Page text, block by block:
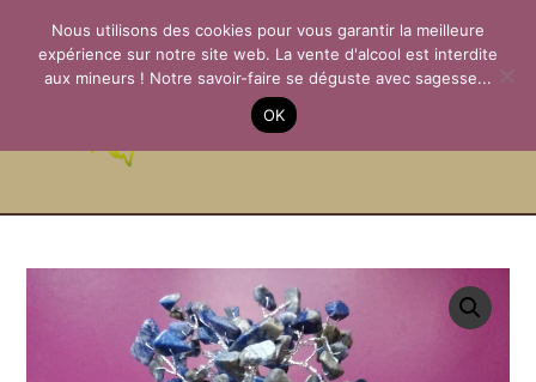
contenu
La Passion des
Terroirs
Nous utilisons des cookies pour vous garantir la meilleure
expérience sur notre site web. La vente d'alcool est interdite
aux mineurs ! Notre savoir-faire se déguste avec sagesse...
OK